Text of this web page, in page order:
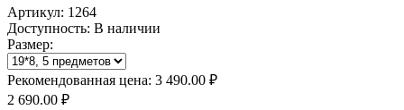
Артикул: 1264
Доступность: В наличии
Размер:
Рекомендованная цена: 3 490.00 ₽
2 690.00 ₽